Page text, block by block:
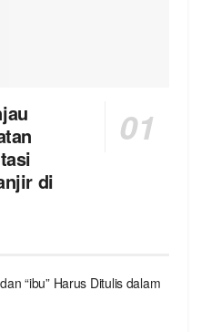
di
“ibu” Harus Ditulis dalam